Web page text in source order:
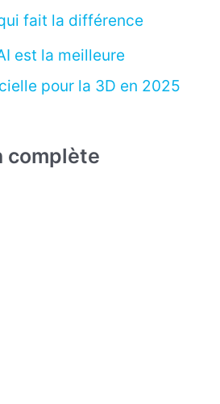
fait la différence
est la meilleure
pour la 3D en 2025
complète